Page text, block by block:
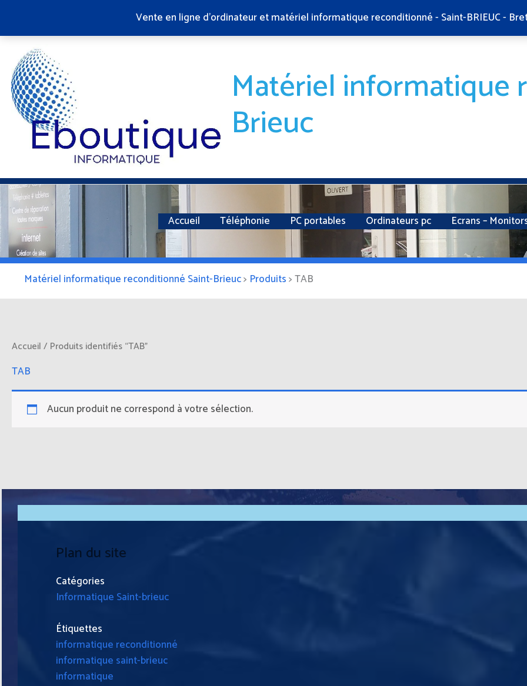
Vente en ligne d'ordinateur et matériel informatique reconditionné - Saint-BRIEUC -
contenu
Matériel informatique
Brieuc
Accueil Téléphonie PC portables Ordinateurs pc Ecrans –
Matériel informatique reconditionné Saint-Brieuc> Produits>TAB
Accueil / Produits identifiés “TAB”
TAB
Aucun produit ne correspond à votre sélection.
Plan du site
Catégories
Informatique Saint-brieuc
Étiquettes
informatique reconditionné
informatique saint-brieuc
informatique